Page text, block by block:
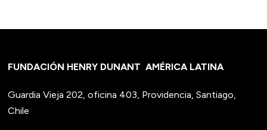
FUNDACIÓN HENRY DUNANTAMÉRICA LATINA
Guardia Vieja 202, oficina 403, Providencia, Santiago,
Chile